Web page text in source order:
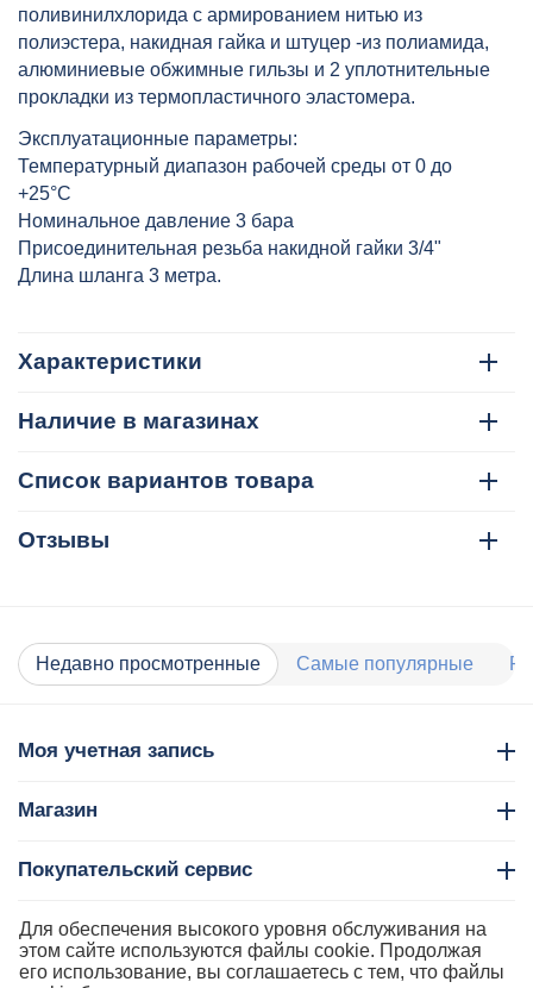
поливинилхлорида с армированием нитью из
полиэстера, накидная гайка и штуцер -из полиамида,
алюминиевые обжимные гильзы и 2 уплотнительные
прокладки из термопластичного эластомера.
Эксплуатационные параметры:
Температурный диапазон рабочей среды от 0 до
+25°C
Номинальное давление 3 бара
Присоединительная резьба накидной гайки 3/4"
Длина шланга 3 метра.
Характеристики
Наличие в магазинах
Список вариантов товара
Отзывы
Недавно просмотренные Самые популярные
Моя учетная запись
Магазин
Покупательский сервис
Контакты
Для обеспечения высокого уровня обслуживания на
этом сайте используются файлы cookie. Продолжая
его использование, вы соглашаетесь с тем, что файлы